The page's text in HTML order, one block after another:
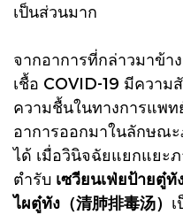
เป็นส่วนมาก
จากอาการที่กล่าวมาข้า
เชื้อ COVID-19 มีควา
ความชื้นในทางการแพ
อาการออกมาในลักษณ
ได้ เมื่อวินิจฉัยแยกแยะ
ตํารับ เซวียนเฟ่ยป้ายตู๋ทั
ไผตู๋ทัง（清肺排毒汤）